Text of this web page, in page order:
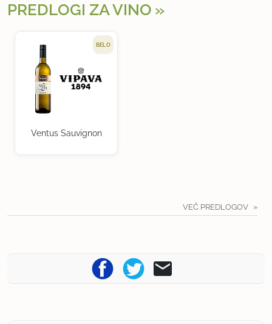
PREDLOGI ZA VINO
BELO
Ventus Sauvignon
VEČ PREDLOGOV